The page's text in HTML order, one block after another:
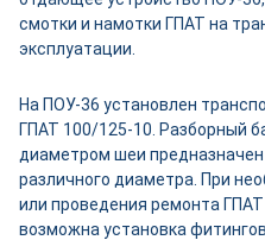
смотки и намотки ГПАТ на
эксплуатации.
На ПОУ-36 установлен
ГПАТ 100/125-10. Разборный
диаметром шеи
различного диаметра. При
или проведения ремонта
возможна установка